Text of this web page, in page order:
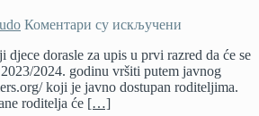
Коментари су искључени
ZA
BUDUĆIH
djece dorasle za upis u prvi razred da će se
2024. godinu vršiti putem javnog
koji je javno dostupan roditeljima.
roditelja će […]